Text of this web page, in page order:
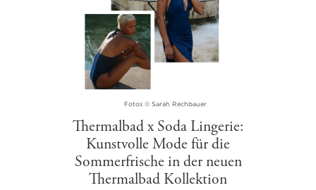
Fotos © Sarah Rechbauer
Thermalbad x Soda Lingerie:
Kunstvolle Mode für die
Sommerfrische in der neuen
Thermalbad Kollektion